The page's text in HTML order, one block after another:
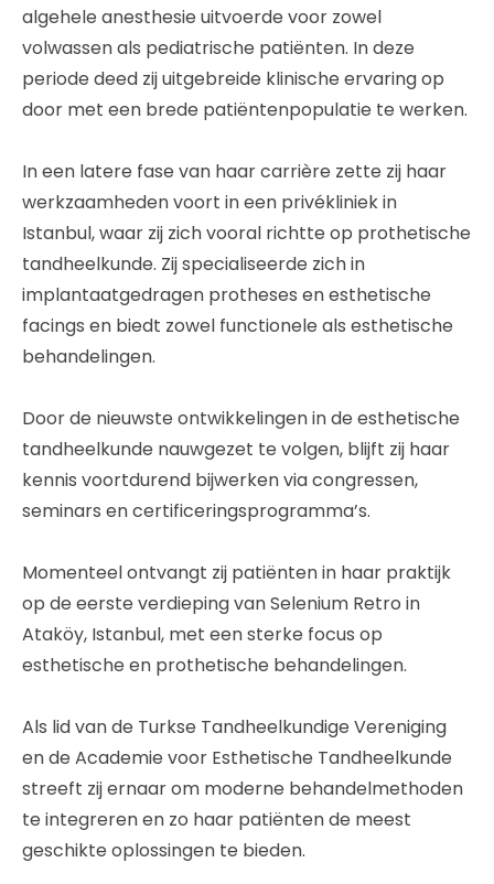
algehele anesthesie uitvoerde voor zowel
volwassen als pediatrische patiënten. In deze
periode deed zij uitgebreide klinische ervaring op
door met een brede patiëntenpopulatie te werken.
In een latere fase van haar carrière zette zij haar
werkzaamheden voort in een privékliniek in
Istanbul, waar zij zich vooral richtte op prothetische
tandheelkunde. Zij specialiseerde zich in
implantaatgedragen protheses en esthetische
facings en biedt zowel functionele als esthetische
behandelingen.
Door de nieuwste ontwikkelingen in de esthetische
tandheelkunde nauwgezet te volgen, blijft zij haar
kennis voortdurend bijwerken via congressen,
seminars en certificeringsprogramma’s.
Momenteel ontvangt zij patiënten in haar praktijk
op de eerste verdieping van Selenium Retro in
Ataköy, Istanbul, met een sterke focus op
esthetische en prothetische behandelingen.
Als lid van de Turkse Tandheelkundige Vereniging
en de Academie voor Esthetische Tandheelkunde
streeft zij ernaar om moderne behandelmethoden
te integreren en zo haar patiënten de meest
geschikte oplossingen te bieden.